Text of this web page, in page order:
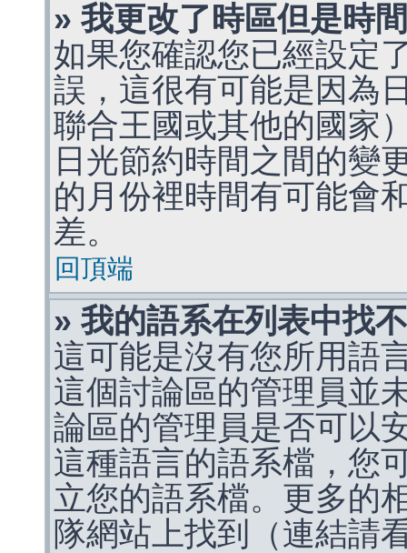
» 我更改了時區但是時
如果您確認您已經設定
誤，這很有可能是因為
聯合王國或其他的國家
日光節約時間之間的變
的月份裡時間有可能會
差。
回頂端
» 我的語系在列表中找
這可能是沒有您所用語
這個討論區的管理員並
論區的管理員是否可以
這種語言的語系檔，您
立您的語系檔。更多的
隊網站上找到（連結請